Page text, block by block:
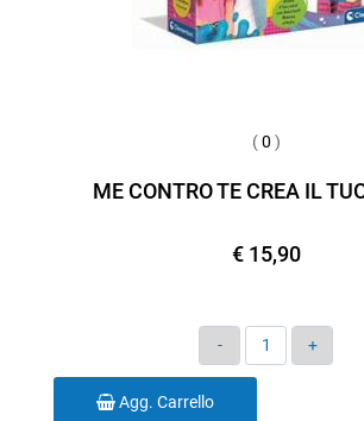
(0 )
ME CONTRO TE CREA IL
€ 15,90
Quantità
Agg. Carrello